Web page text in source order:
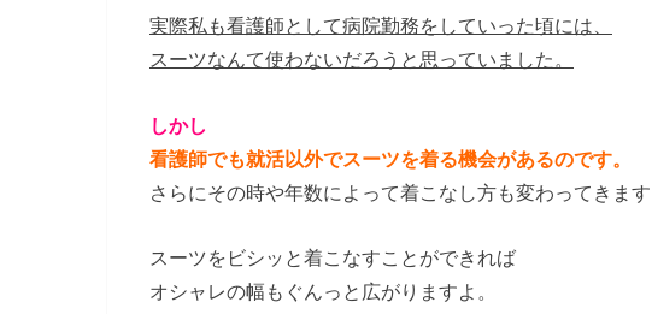
実際私も看護師として病院勤務をしていった頃には、
スーツなんて使わないだろうと思っていました。
しかし
看護師でも就活以外でスーツを着る機会があるのです。
さらにその時や年数によって着こなし方も変わってきます
スーツをビシッと着こなすことができれば
オシャレの幅もぐんっと広がりますよ。